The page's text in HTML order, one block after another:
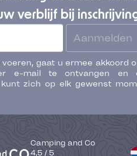
verblijf bij
Aanmelden
gaat u ermee akkoord
e-mail te ontvangen en
zich op elk gewenst
Camping and Co
4,5/5